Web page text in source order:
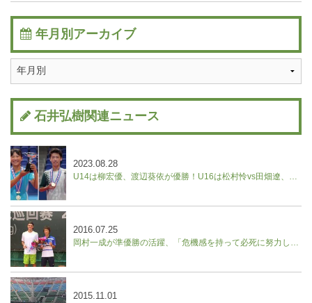
年月別アーカイブ
石井弘樹関連ニュース
U14は柳宏優、渡辺葵依が優勝！U16は松村怜vs田畑遼、野口紗枝vs山本晄の決勝に。【ユニクロ全日本ジュニアテニス選手権】
2023.08.28
岡村一成が準優勝の活躍、「危機感を持って必死に努力したい」／中国フューチャーズ
2016.07.25
2015.11.01